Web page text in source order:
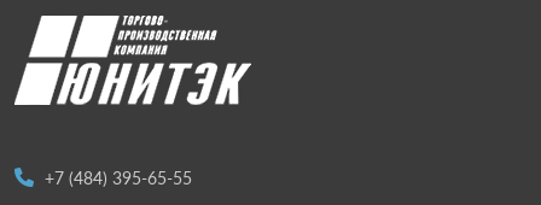
+7 (484) 395-65-55